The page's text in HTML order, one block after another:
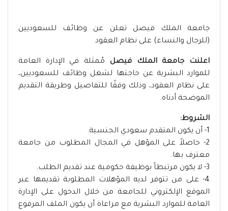
جامعة الملك فيصل تعلن عن وظائف للسعوديين
(للرجال والنساء) على نظام العقود
اعلنت جامعة الملك فيصل مُمثلة في الإدارة العامة
للموارد البشرية عن حاجتها لشغل وظائف للسعوديين،
على نظام العقود، وذلك وفقًا للتفاصيل وطريقة التقديم
الموضحة أدناه.
الشروط:
1- أن يكون المتقدم سعودي الجنسية.
2- حاصلاً على المؤهل في المجال المطلوب من جامعة
معترف بها.
3- لا يكون مرتبطاً بوظيفة حكومية عند تقديم الطلب.
4- على من تتوفر لديه المؤهلات المطلوبة تقديمها عبر
الموقع الإلكتروني للجامعة من خلال الدخول على الإدارة
العامة للموارد البشرية مع مراعاة أن يكون الملف المرفوع